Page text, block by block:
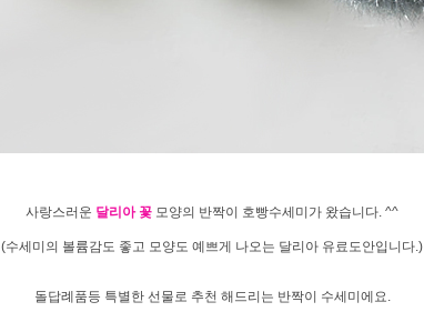
사랑스러운 달리아 꽃 모양의 반짝이 호빵수세미가 왔습니다. ^^
(수세미의 볼륨감도 좋고 모양도 예쁘게 나오는 달리아 유료도안입니다.)
돌답례품등 특별한 선물로 추천 해드리는 반짝이 수세미에요.